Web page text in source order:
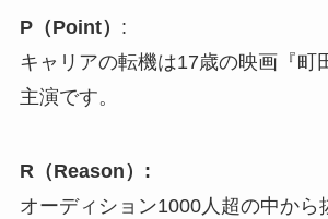
P（Point） :
キャリアの転機は17歳の映画『町
主演です。
R（Reason）:
オーディション1000人超の中から